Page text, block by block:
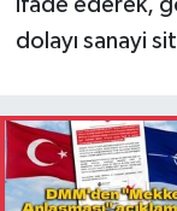
dolayı sanayi